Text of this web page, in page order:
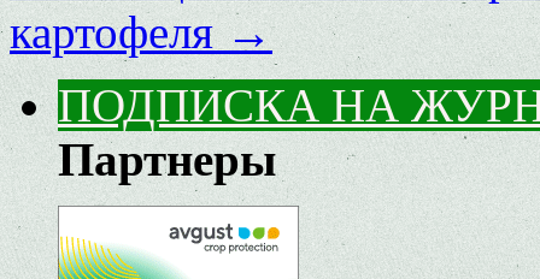
картофеля→
ПОДПИСКА НА
Партнеры